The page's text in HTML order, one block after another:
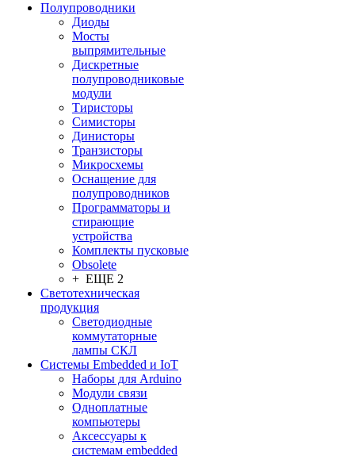
Полупроводники
Диоды
Мосты
выпрямительные
Дискретные
полупроводниковые
модули
Тиристоры
Симисторы
Динисторы
Транзисторы
Микросхемы
Оснащение для
полупроводников
Программаторы и
стирающие
устройства
Комплекты пусковые
Obsolete
+ ЕЩЕ 2
Светотехническая
продукция
Светодиодные
коммутаторные
лампы СКЛ
Системы Embedded и IoT
Наборы для Arduino
Модули связи
Одноплатные
компьютеры
Аксессуары к
системам embedded